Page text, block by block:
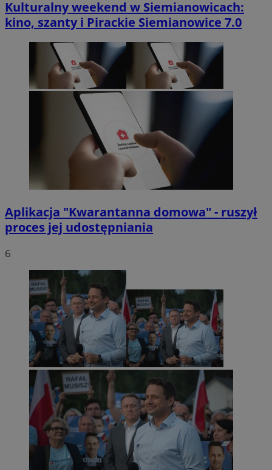
Kulturalny weekend w Siemianowicach:
kino, szanty i Pirackie Siemianowice 7.0
Aplikacja "Kwarantanna domowa" - ruszył
proces jej udostępniania
6